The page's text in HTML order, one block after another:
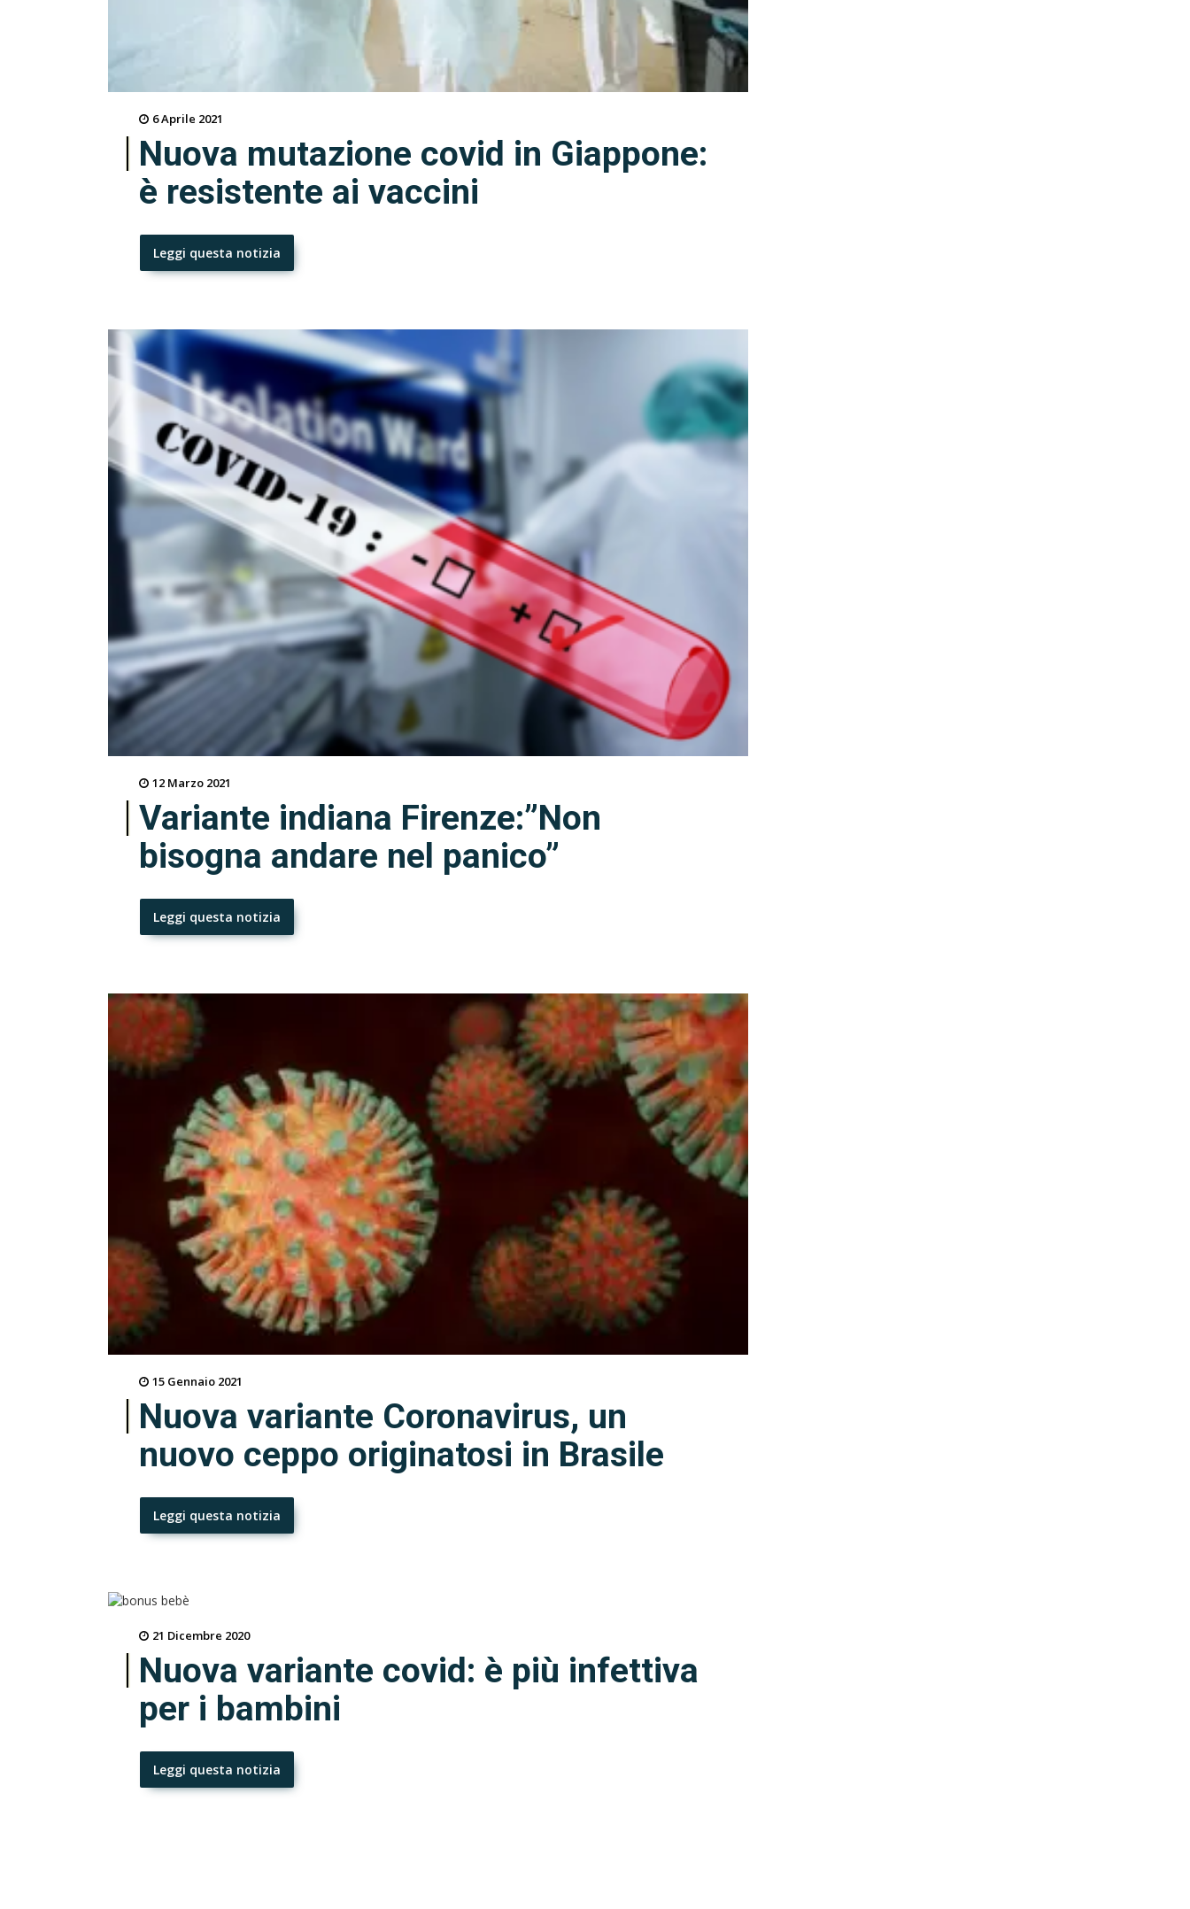
6 Aprile 2021
Nuova mutazione covid in Giappone:
è resistente ai vaccini
Leggi questa notizia
12 Marzo 2021
Variante indiana Firenze:”Non
bisogna andare nel panico”
Leggi questa notizia
15 Gennaio 2021
Nuova variante Coronavirus, un
nuovo ceppo originatosi in Brasile
Leggi questa notizia
21 Dicembre 2020
Nuova variante covid: è più infettiva
per i bambini
Leggi questa notizia